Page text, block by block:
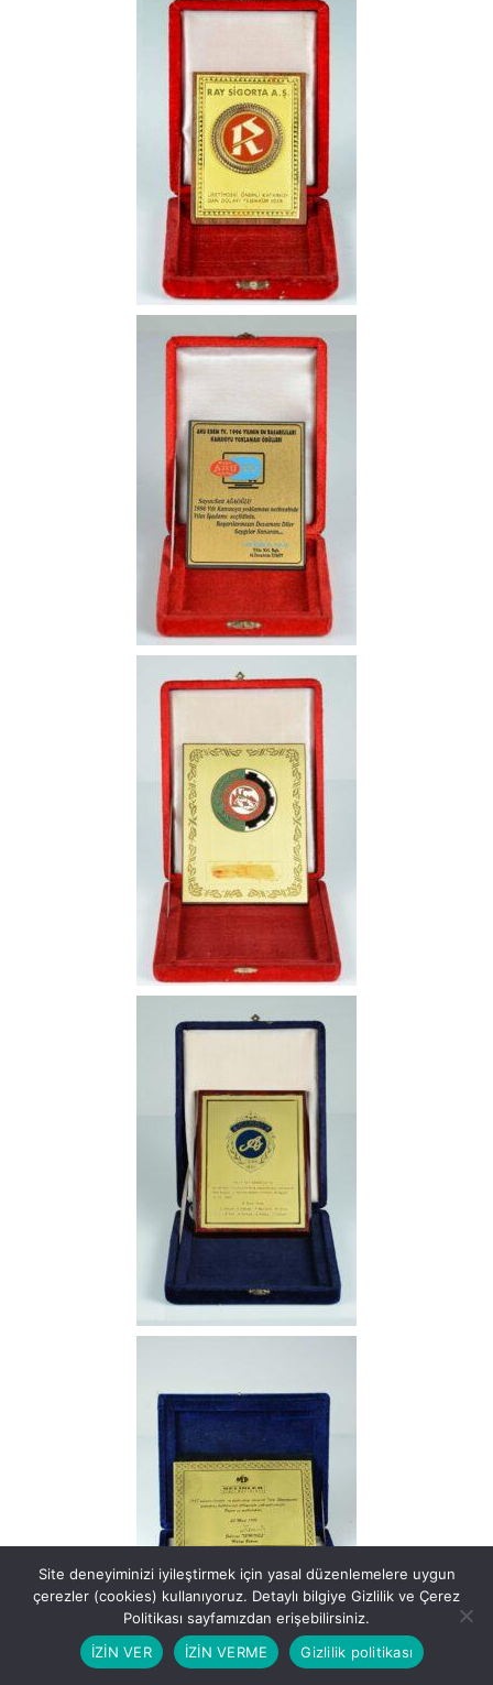
Site deneyiminizi iyileştirmek için yasal düzenlemelere uygun
çerezler (cookies) kullanıyoruz. Detaylı bilgiye Gizlilik ve Çerez
Politikası sayfamızdan erişebilirsiniz.
İZİN VER
İZİN VERME Gizlilik politikası